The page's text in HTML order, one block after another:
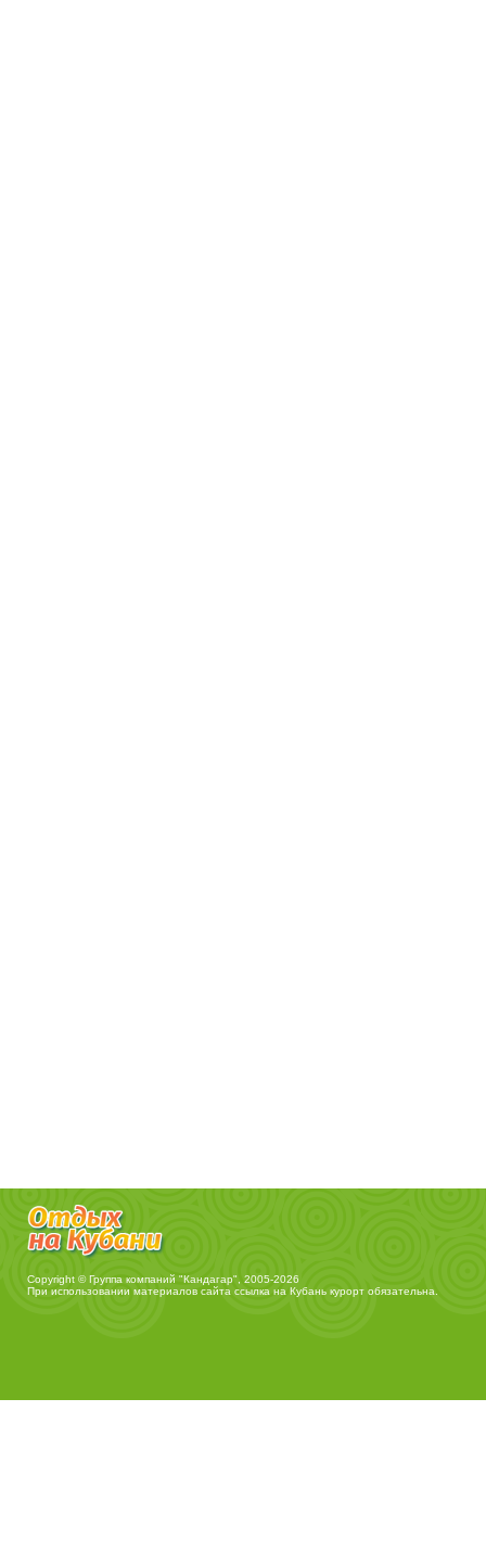
Copyright © Группа компаний "Кандагар", 2005-2026
При использовании материалов сайта ссылка на Кубань курорт обязательна.